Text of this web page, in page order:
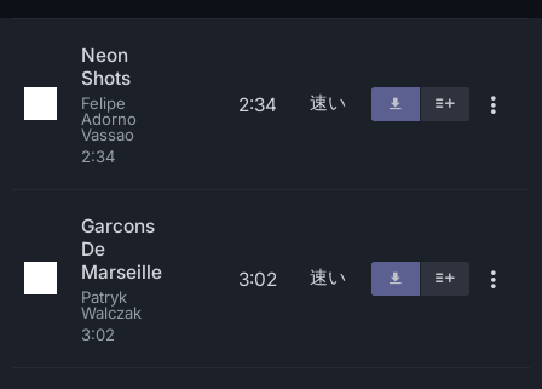
Neon
Shots
Felipe
Adorno
Vassao
2:34
2:34 速い
Garcons
De
Marseille
Patryk
Walczak
3:02
3:02 速い